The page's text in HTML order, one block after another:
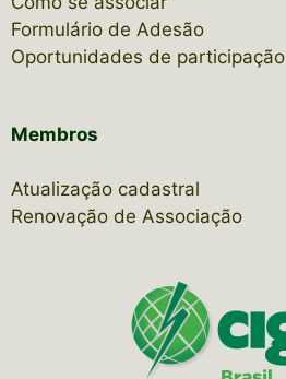
Formulário de Adesão
Oportunidades de participação
Membros
Atualização cadastral
Renovação de Associação